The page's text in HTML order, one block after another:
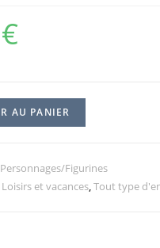
€
AU PANIER
Personnages/Figurines
Loisirs et vacances,Tout type